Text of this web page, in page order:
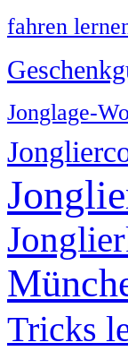
fahren
Jonglage-
Tricks